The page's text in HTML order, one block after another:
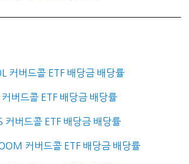
커버드콜 ETF 배당금 배당률
버드콜 ETF 배당금 배당률
버드콜 ETF 배당금 배당률
커버드콜 ETF 배당금 배당률